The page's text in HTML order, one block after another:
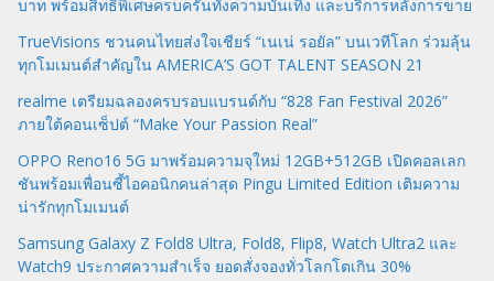
บาท พร้อมสิทธิพิเศษครบครันทั้งความบันเทิง และบริการหลังการขาย
TrueVisions ชวนคนไทยส่งใจเชียร์ “เนเน่ รอยัล” บนเวทีโลก ร่วมลุ้น
ทุกโมเมนต์สำคัญใน AMERICA’S GOT TALENT SEASON 21
realme เตรียมฉลองครบรอบแบรนด์กับ “828 Fan Festival 2026”
ภายใต้คอนเซ็ปต์ “Make Your Passion Real”
OPPO Reno16 5G มาพร้อมความจุใหม่ 12GB+512GB เปิดคอลเลก
ชันพร้อมเพื่อนซี้ไอคอนิกคนล่าสุด Pingu Limited Edition เติมความ
น่ารักทุกโมเมนต์
Samsung Galaxy Z Fold8 Ultra, Fold8, Flip8, Watch Ultra2 และ
Watch9 ประกาศความสำเร็จ ยอดสั่งจองทั่วโลกโตเกิน 30%